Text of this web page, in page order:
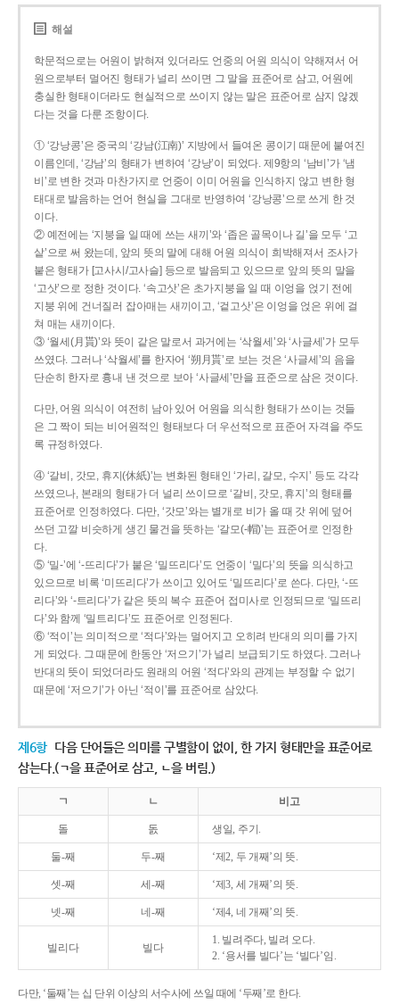
해설
학문적으로는 어원이 밝혀져 있더라도 언중의 어원 의식이 약해져서 어
원으로부터 멀어진 형태가 널리 쓰이면 그 말을 표준어로 삼고, 어원에
충실한 형태이더라도 현실적으로 쓰이지 않는 말은 표준어로 삼지 않겠
다는 것을 다룬 조항이다.
① ‘강낭콩’은 중국의 ‘강남(江南)’ 지방에서 들여온 콩이기 때문에 붙여진
이름인데, ‘강남’의 형태가 변하여 ‘강낭’이 되었다. 제9항의 ‘남비’가 ‘냄
비’로 변한 것과 마찬가지로 언중이 이미 어원을 인식하지 않고 변한 형
태대로 발음하는 언어 현실을 그대로 반영하여 ‘강낭콩’으로 쓰게 한 것
이다.
② 예전에는 ‘지붕을 일 때에 쓰는 새끼’와 ‘좁은 골목이나 길’을 모두 ‘고
샅’으로 써 왔는데, 앞의 뜻의 말에 대해 어원 의식이 희박해져서 조사가
붙은 형태가 [고사시/고사슬] 등으로 발음되고 있으므로 앞의 뜻의 말을
‘고삿’으로 정한 것이다. ‘속고삿’은 초가지붕을 일 때 이엉을 얹기 전에
지붕 위에 건너질러 잡아매는 새끼이고, ‘겉고삿’은 이엉을 얹은 위에 걸
쳐 매는 새끼이다.
③ ‘월세(月貰)’와 뜻이 같은 말로서 과거에는 ‘삭월세’와 ‘사글세’가 모두
쓰였다. 그러나 ‘삭월세’를 한자어 ‘朔月貰’로 보는 것은 ‘사글세’의 음을
단순히 한자로 흉내 낸 것으로 보아 ‘사글세’만을 표준으로 삼은 것이다.
다만, 어원 의식이 여전히 남아 있어 어원을 의식한 형태가 쓰이는 것들
은 그 짝이 되는 비어원적인 형태보다 더 우선적으로 표준어 자격을 주도
록 규정하였다.
④ ‘갈비, 갓모, 휴지(休紙)’는 변화된 형태인 ‘가리, 갈모, 수지’ 등도 각각
쓰였으나, 본래의 형태가 더 널리 쓰이므로 ‘갈비, 갓모, 휴지’의 형태를
표준어로 인정하였다. 다만, ‘갓모’와는 별개로 비가 올 때 갓 위에 덮어
쓰던 고깔 비슷하게 생긴 물건을 뜻하는 ‘갈모(-帽)’는 표준어로 인정한
다.
⑤ ‘밀-’에 ‘-뜨리다’가 붙은 ‘밀뜨리다’도 언중이 ‘밀다’의 뜻을 의식하고
있으므로 비록 ‘미뜨리다’가 쓰이고 있어도 ‘밀뜨리다’로 쓴다. 다만, ‘-뜨
리다’와 ‘-트리다’가 같은 뜻의 복수 표준어 접미사로 인정되므로 ‘밀뜨리
다’와 함께 ‘밀트리다’도 표준어로 인정된다.
⑥ ‘적이’는 의미적으로 ‘적다’와는 멀어지고 오히려 반대의 의미를 가지
게 되었다. 그 때문에 한동안 ‘저으기’가 널리 보급되기도 하였다. 그러나
반대의 뜻이 되었더라도 원래의 어원 ‘적다’와의 관계는 부정할 수 없기
때문에 ‘저으기’가 아닌 ‘적이’를 표준어로 삼았다.
제6항 다음 단어들은 의미를 구별함이 없이, 한 가지 형태만을 표준어로
삼는다.(ㄱ을 표준어로 삼고, ㄴ을 버림.)
ㄱ ㄴ 비고
돌 돐 생일, 주기.
둘-째 두-째 ‘제2, 두 개째’의 뜻.
셋-째 세-째 ‘제3, 세 개째’의 뜻.
넷-째 네-째 ‘제4, 네 개째’의 뜻.
빌리다 빌다
1. 빌려주다, 빌려 오다.
2. ‘용서를 빌다’는 ‘빌다’임.
다만, ‘둘째’는 십 단위 이상의 서수사에 쓰일 때에 ‘두째’로 한다.